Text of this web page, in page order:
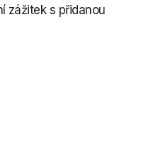
zážitek s přidanou